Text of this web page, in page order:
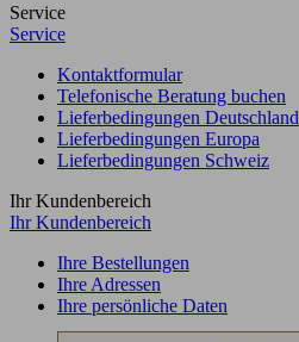
Service
Service
Kontaktformular
Telefonische Beratung buchen
Lieferbedingungen Deutschland
Lieferbedingungen Europa
Lieferbedingungen Schweiz
Ihr Kundenbereich
Ihr Kundenbereich
Ihre Bestellungen
Ihre Adressen
Ihre persönliche Daten